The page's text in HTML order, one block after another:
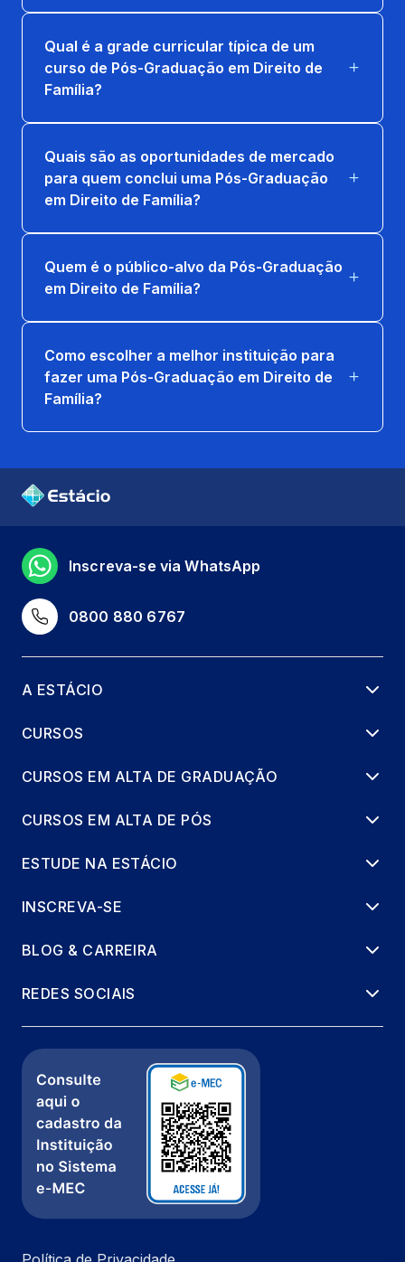
Qual é a grade curricular típica de um
curso de Pós-Graduação em Direito de
Família?
Quais são as oportunidades de mercado
para quem conclui uma Pós-Graduação
em Direito de Família?
Quem é o público-alvo da Pós-Graduação
em Direito de Família?
Como escolher a melhor instituição para
fazer uma Pós-Graduação em Direito de
Família?
0800 880 6767
Inscreva-se via WhatsApp
A ESTÁCIO
CURSOS
CURSOS EM ALTA DE GRADUAÇÃO
CURSOS EM ALTA DE PÓS
ESTUDE NA ESTÁCIO
INSCREVA-SE
BLOG & CARREIRA
REDES SOCIAIS